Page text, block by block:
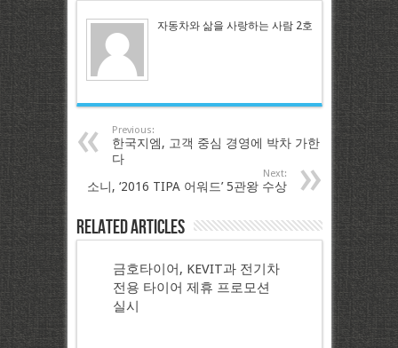
자동차와 삶을 사랑하는 사람 2호
Previous:
한국지엠, 고객 중심 경영에 박차 가한
다
Next:
소니, ‘2016 TIPA 어워드’ 5관왕 수상
Related Articles
금호타이어, KEVIT과 전기차
전용 타이어 제휴 프로모션
실시